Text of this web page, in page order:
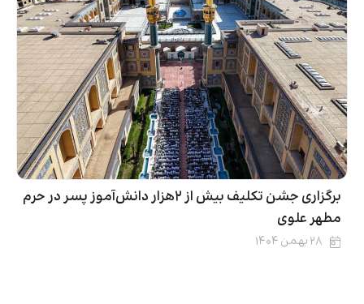
برگزاری جشن تکلیف بیش از ۲هزار دانش‌آموز پسر در حرم
مطهر علوی
۲۸ بهمن ۱۴۰۴